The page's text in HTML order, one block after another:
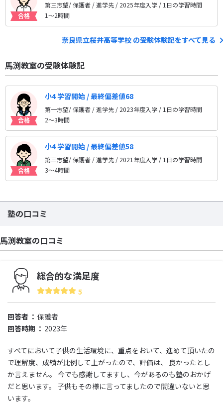
第三志望/ 保護者 / 進学先/ 2025年度入学 / 1日の学習時間
1〜2時間
奈良県立桜井高等学校 の受験体験記をすべて見る
馬渕教室の受験体験記
小4 学習開始 / 最終偏差値68
第一志望/ 保護者 / 進学先/ 2023年度入学 / 1日の学習時間
2〜3時間
小4 学習開始 / 最終偏差値58
第三志望/ 保護者 / 進学先/ 2021年度入学 / 1日の学習時間
3〜4時間
塾の口コミ
馬渕教室の口コミ
総合的な満足度
5
回答者
保護者
回答時期
2023年
すべてにおいて子供の生活環境に、重点をおいて、進めて頂いたの
で理解度、成績が比例して上がったので、評価は、 良かったとし
か言えません。 今でも感謝してますし、今があるのも塾のおかげ
だと思います。 子供もその様に言ってましたので間違いないと思
います。